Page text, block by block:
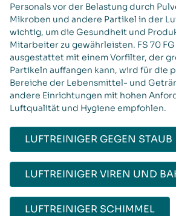
Personals vor der Belastung durch
Mikroben und andere Partikel in der
wichtig, um die Gesundheit und
Mitarbeiter zu gewährleisten. FS 70 FG
ausgestattet mit einem Vorfilter, der
Partikeln auffangen kann, wird für die
Bereiche der Lebensmittel- und
andere Einrichtungen mit hohen
Luftqualität und Hygiene empfohlen.
LUFTREINIGER GEGEN STAUB
LUFTREINIGER VIREN UND
LUFTREINIGER SCHIMMEL